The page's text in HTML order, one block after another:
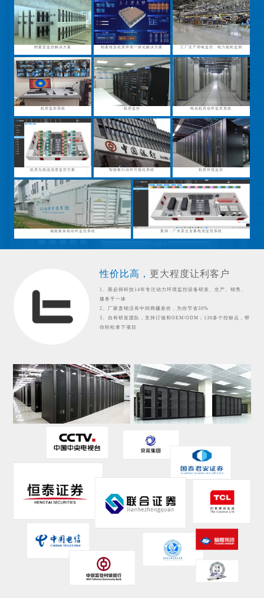
档案室监控解决方案 档案馆及机房环境一体化解决方案 工厂生产用电监控、电力能耗监测
机房监控系统 机房监控 电信机房动环监控系统
机房无线温湿度监控方案 智能银行动环可视化系统 机房环境监控
储能集装箱动环监控系统 案例：广东某企业蓄电池监控系统
性价比高， 更大程度让利客户
1、斯必得科技14年专注动力环境监控设备研发、生产、销售、
服务于一体
2、厂家直销没有中间商赚差价，为你节省30%
3、自有研发团队，支持订做和OEM/ODM；130多个控标点，帮
你轻松拿下项目